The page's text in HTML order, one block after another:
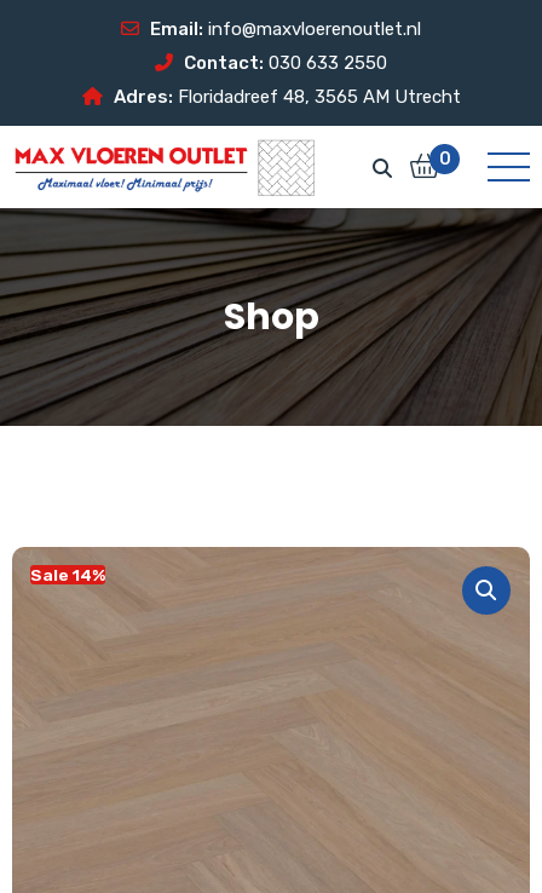
Email: info@maxvloerenoutlet.nl
Contact: 030 633 2550
Adres: Floridadreef 48, 3565 AM Utrecht
0
Shop
Sale 14%